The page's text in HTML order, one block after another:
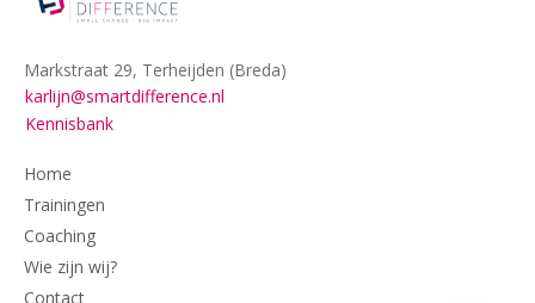
Markstraat 29, Terheijden (Breda)
karlijn@smartdifference.nl
Kennisbank
Home
Trainingen
Coaching
Wie zijn wij?
Contact